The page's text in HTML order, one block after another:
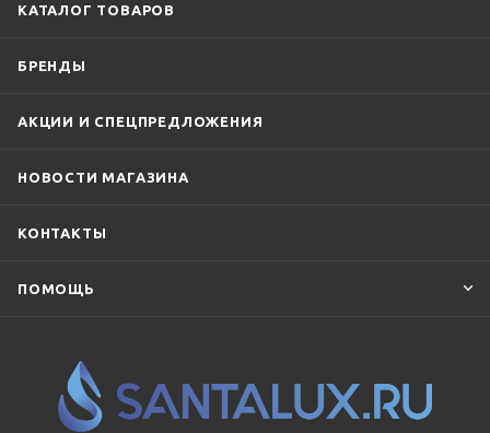
КАТАЛОГ ТОВАРОВ
БРЕНДЫ
АКЦИИ И СПЕЦПРЕДЛОЖЕНИЯ
НОВОСТИ МАГАЗИНА
КОНТАКТЫ
ПОМОЩЬ